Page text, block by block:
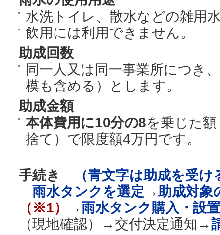
水洗トイレ、散水などの雑用
飲用には利用できません。
助成回数
同一人又は同一事業所につき
模も含める）とします。
助成金額
本体費用に10分の8を乗じた
捨て）で限度額4万円です。
手続き
（青文字は助成を受
雨水タンクを選定 →助成対象
（※1）
→雨水タンク購入・設置
（現地確認）→交付決定通知→